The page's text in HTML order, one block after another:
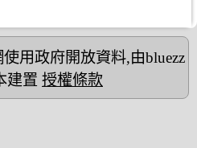
用政府開放資料,由bluezz
建置 授權條款